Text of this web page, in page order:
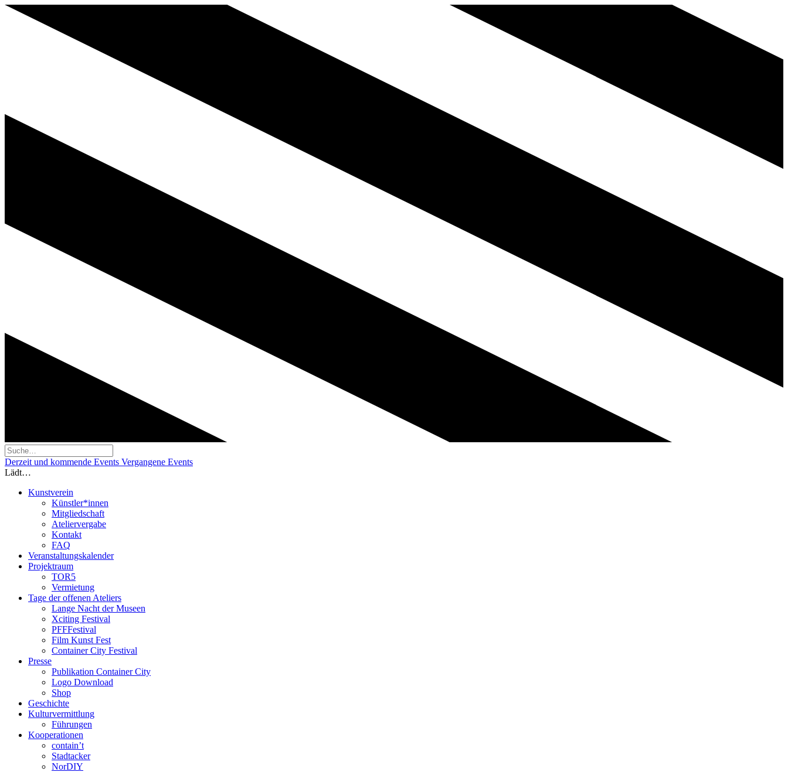
Derzeit und kommende Events Vergangene Events
Lädt…
Kunstverein
Künstler*innen
Mitgliedschaft
Ateliervergabe
Kontakt
FAQ
Veranstaltungskalender
Projektraum
TOR5
Vermietung
Tage der offenen Ateliers
Lange Nacht der Museen
Xciting Festival
PFFFestival
Film Kunst Fest
Container City Festival
Presse
Publikation Container City
Logo Download
Shop
Geschichte
Kulturvermittlung
Führungen
Kooperationen
contain’t
Stadtacker
NorDIY